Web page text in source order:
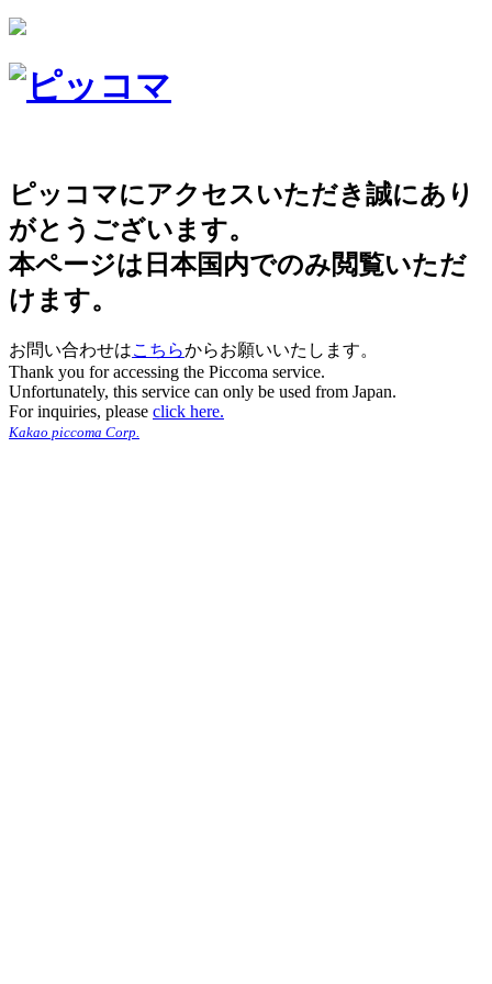
ピッコマにアクセスいただき誠にあり
がとうございます。
本ページは日本国内でのみ閲覧いただ
けます。
お問い合わせはこちらからお願いいたします。
Thank you for accessing the Piccoma service.
Unfortunately, this service can only be used from Japan.
For inquiries, please click here.
Kakao piccoma Corp.